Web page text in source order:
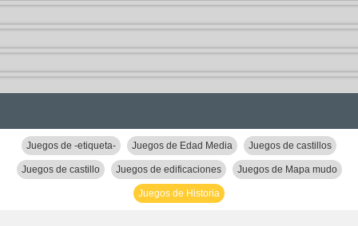
Juegos de -etiqueta- Juegos de Edad Media Juegos de castillos
Juegos de castillo Juegos de edificaciones Juegos de Mapa mudo
Juegos de Historia